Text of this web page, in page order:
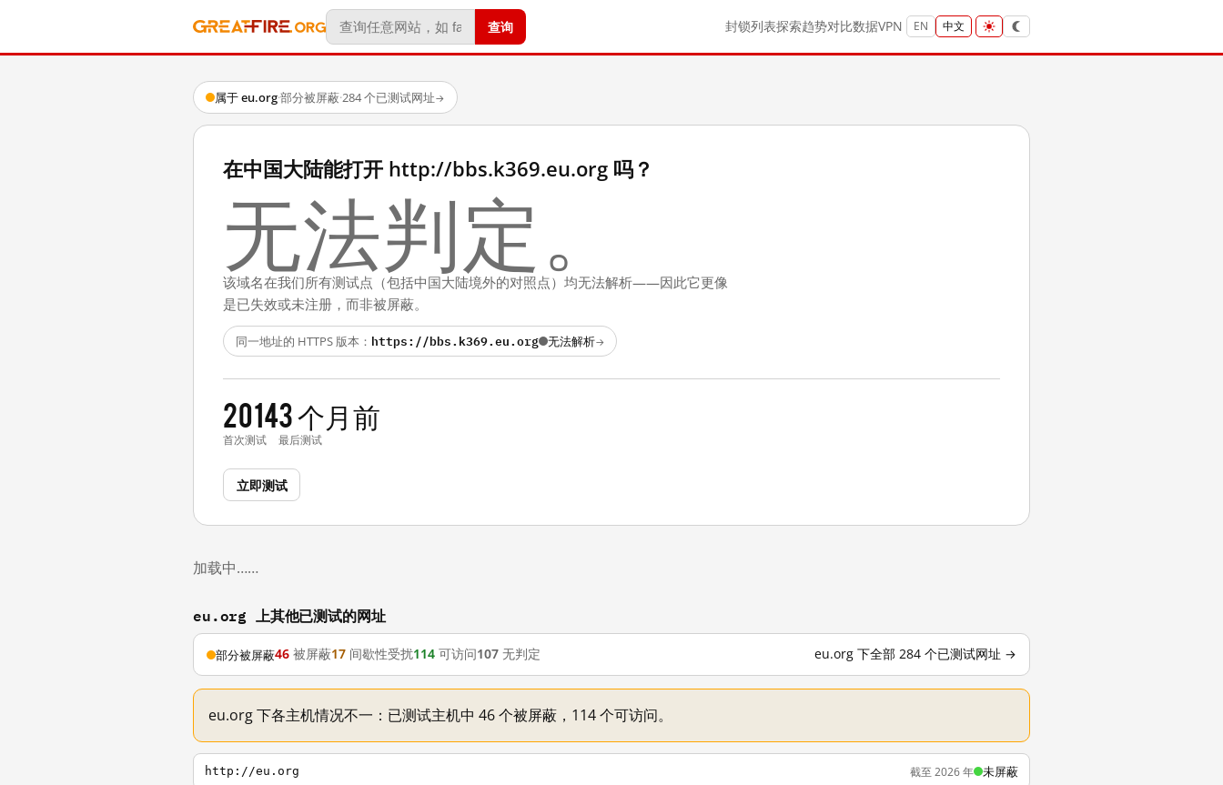
查询 封锁列表探索趋势对比数据VPN EN 中文
属于 eu.org·部分被屏蔽·284 个已测试网址→
在中国大陆能打开 http://bbs.k369.eu.org 吗？
无法判定。
该域名在我们所有测试点（包括中国大陆境外的对照点）均无法解析——因此它更像
是已失效或未注册，而非被屏蔽。
同一地址的 HTTPS 版本： https://bbs.k369.eu.org 无法解析→
2014
首次测试
3 个月前
最后测试
立即测试
加载中……
eu.org 上其他已测试的网址
部分被屏蔽46 被屏蔽17 间歇性受扰114 可访问107 无判定 eu.org 下全部 284 个已测试网址 →
eu.org 下各主机情况不一：已测试主机中 46 个被屏蔽，114 个可访问。
http://eu.org 截至 2026 年 未屏蔽